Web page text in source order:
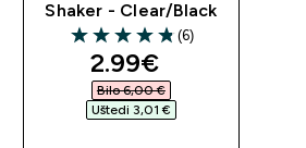
Shaker - Clear/Black
4.83 out of 5 stars
(6)
discounted price
2.99€‎
Bilo 6,00 €‎
Uštedi 3,01 €‎